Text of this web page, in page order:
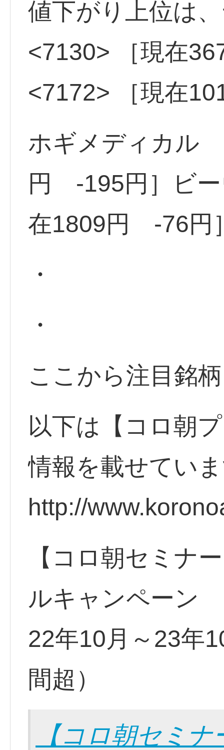
値下がり上位は
<7130> ［現在
<7172> ［現在
ホギメディカル
円 -195円］ビ
在1809円 -76円
・
・
ここから注目銘柄
以下は【コロ朝
情報を載せてい
http://
【コロ朝セミナ
ルキャンペーン
22年10月～23年
間超）
【コロ朝セミ